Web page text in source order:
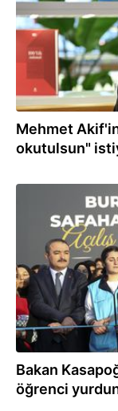
Mehmet
okutulsun"
09.12.2022
Bakan
öğrenci